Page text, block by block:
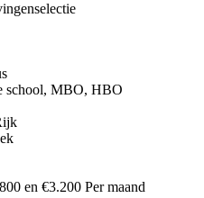
school, MBO, HBO
en €3.200 Per maand